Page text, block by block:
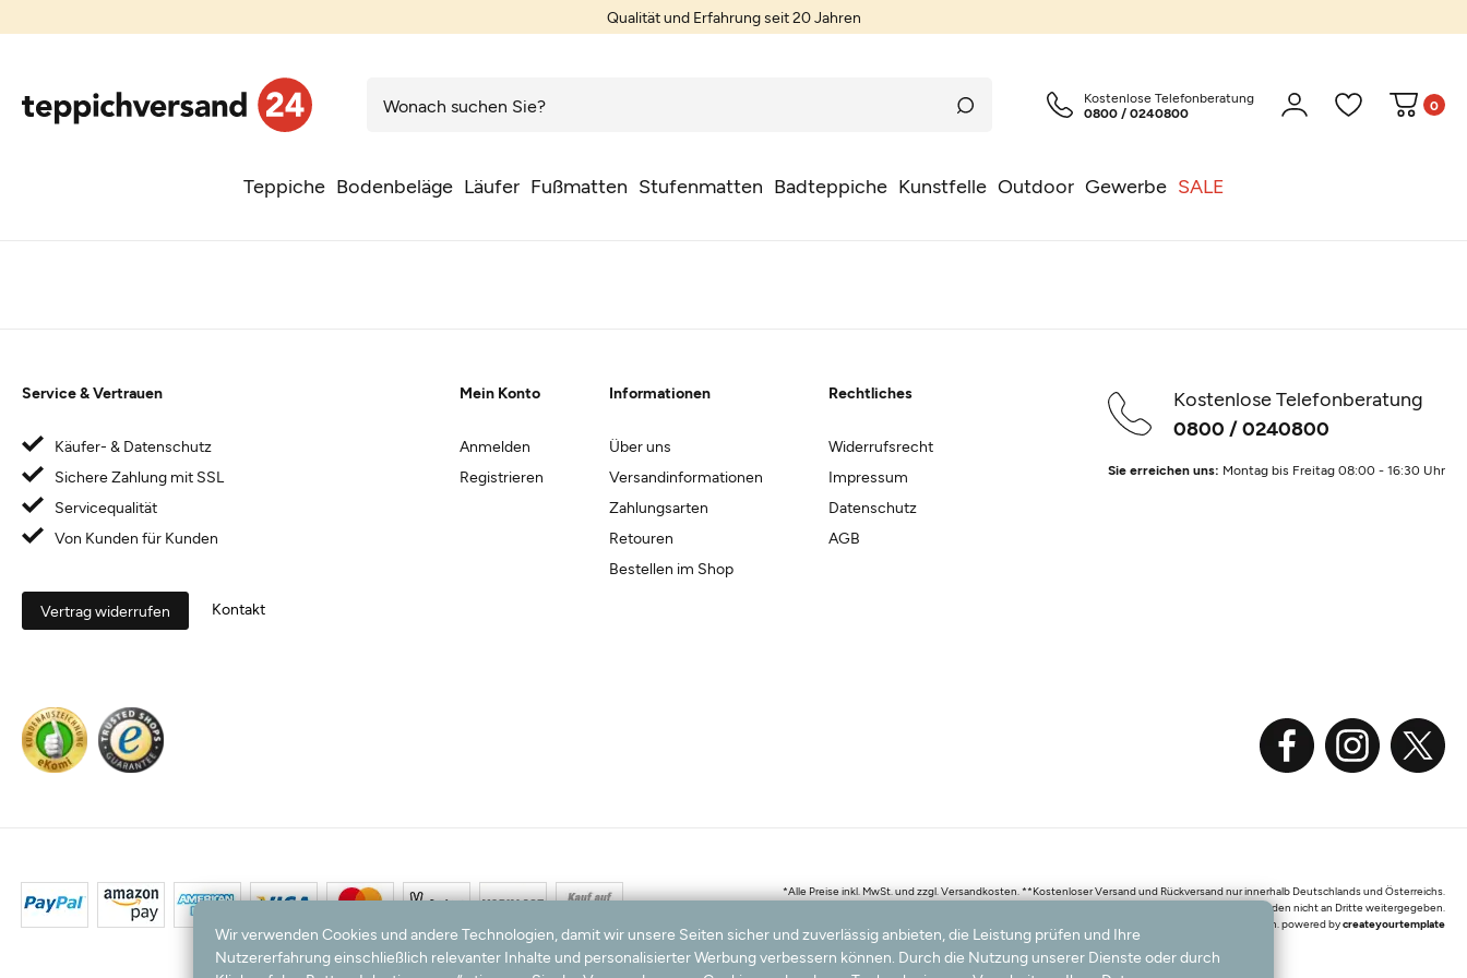
Qualität und Erfahrung seit 20 Jahren
Teppiche Bodenbeläge Läufer Fußmatten Stufenmatten Badteppiche Kunstfelle Outdoor Gewerbe SALE
Kostenlose Telefonberatung
0800 / 0240800
0
Kostenlose Telefonberatung
0800 / 0240800
Sie erreichen uns: Montag bis Freitag 08:00 - 16:30 Uhr
Mein Konto
Anmelden
Registrieren
Informationen
Über uns
Versandinformationen
Zahlungsarten
Retouren
Bestellen im Shop
Rechtliches
Widerrufsrecht
Impressum
Datenschutz
AGB
Service & Vertrauen
Käufer- & Datenschutz
Sichere Zahlung mit SSL
Servicequalität
Von Kunden für Kunden
Vertrag widerrufen Kontakt
*Alle Preise inkl. MwSt. und zzgl. Versandkosten. **Kostenloser Versand und Rückversand nur innerhalb Deutschlands und Österreichs.
Wir nutzen Ihre E-Mail Adresse für werbliche Zwecke, die jederzeit widerrufen werden können. Ihre Daten werden nicht an Dritte weitergegeben.
© 2003 - 2026 Teppichversand24 GmbH / Alle Rechte vorbehalten. powered bycreateyourtemplate
Wir verwenden Cookies und andere Technologien, damit wir unsere Seiten sicher und zuverlässig anbieten, die Leistung prüfen und Ihre
Nutzererfahrung einschließlich relevanter Inhalte und personalisierter Werbung verbessern können. Durch die Nutzung unserer Dienste oder durch